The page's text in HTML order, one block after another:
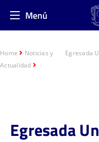
Menú
Home
Noticias y
Actualidad
Egresada
Egresada